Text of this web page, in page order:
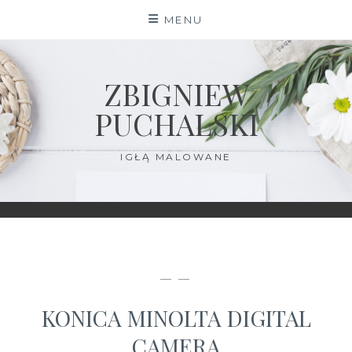
content
MENU
ZBIGNIEW
PUCHALSKI
IGŁĄ MALOWANE
— —
KONICA MINOLTA DIGITAL
CAMERA